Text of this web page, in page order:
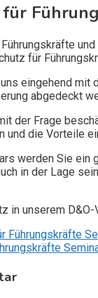
für
eingehend
abgedeckt
der Frage
die Vorteile
werden Sie ein
in der Lage
in unserem
Führungskräfte